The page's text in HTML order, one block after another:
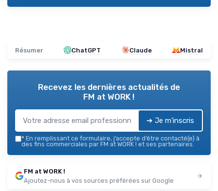
Résumer ChatGPT Claude Mistral
Recevez les dernières actualités de
FM at WORK !
➔ Je m'inscris
* En remplissant ce formulaire, j’accepte d’être contacté(e) à
des fins commerciales par FM at WORK ! et ses partenaires.
FM at WORK !
Ajoutez-nous à vos sources préférées sur Google